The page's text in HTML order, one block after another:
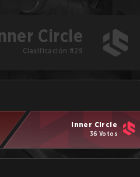
Circle
Clasificación #29
Inner Circle
36 Votos